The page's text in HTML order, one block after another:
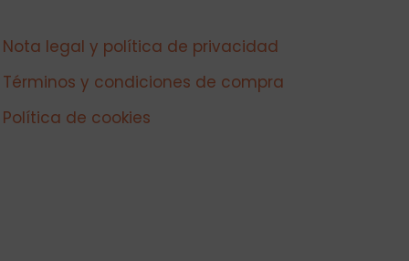
Nota legal y política de privacidad
Términos y condiciones de compra
Política de cookies